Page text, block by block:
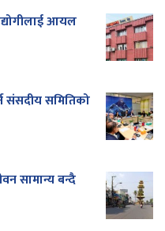
आयल
संसदीय समितिको
सामान्य बन्दै